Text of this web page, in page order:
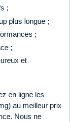
;
plus longue ;
;
;
et
en ligne les
au meilleur prix
Nous ne